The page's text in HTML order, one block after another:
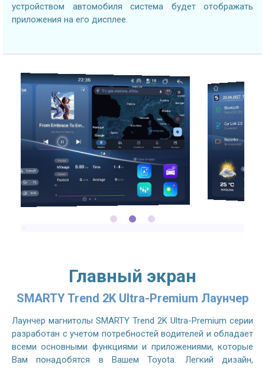
устройством автомобиля система будет отображать
приложения на его дисплее.
2.7GHZ CPU
Главный экран
SMARTY Trend 2K Ultra-Premium Лаунчер
Лаунчер магнитолы SMARTY Trend 2K Ultra-Premium серии
разработан с учетом потребностей водителей и обладает
всеми основными функциями и приложениями, которые
Вам понадобятся в Вашем Toyota. Легкий дизайн,